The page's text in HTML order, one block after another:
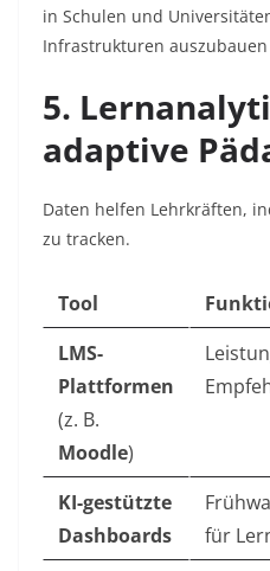
in Schulen und
Infrastrukturen auszubauen
5.
adaptive
Daten helfen Lehrkräften,
zu tracken.
Tool
LMS-
Plattformen
(z. B.
Moodle)
KI-gestützte
Dashboards
für